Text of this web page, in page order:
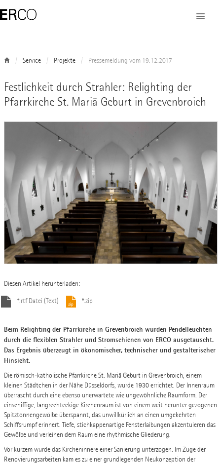
Service Projekte Pressemeldung vom 19.12.2017
Festlichkeit durch Strahler: Relighting der
Pfarrkirche St. Mariä Geburt in Grevenbroich
Diesen Artikel herunterladen:
*.rtf Datei (Text) *.zip
Beim Relighting der Pfarrkirche in Grevenbroich wurden Pendelleuchten
durch die flexiblen Strahler und Stromschienen von ERCO ausgetauscht.
Das Ergebnis überzeugt in ökonomischer, technischer und gestalterischer
Hinsicht.
Die römisch-katholische Pfarrkirche St. Mariä Geburt in Grevenbroich, einem
kleinen Städtchen in der Nähe Düsseldorfs, wurde 1930 errichtet. Der Innenraum
überrascht durch eine ebenso unerwartete wie ungewöhnliche Raumform. Der
einschiffige, langrechteckige Kirchenraum ist von einem weit herunter gezogenen
Spitztonnengewölbe überspannt, das unwillkürlich an einen umgekehrten
Schiffsrumpf erinnert. Tiefe, stichkappenartige Fensterlaibungen akzentuieren das
Gewölbe und verleihen dem Raum eine rhythmische Gliederung.
Vor kurzem wurde das Kircheninnere einer Sanierung unterzogen. Im Zuge der
Renovierungsarbeiten kam es zu einer grundlegenden Neukonzeption der